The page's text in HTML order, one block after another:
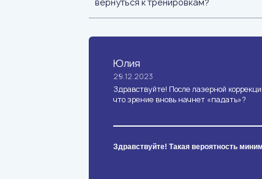
Юлия
29.12.2023
Здравствуйте! После лазерной
что зрение вновь начнет «падать»?
Здравствуйте! Такая вероятность